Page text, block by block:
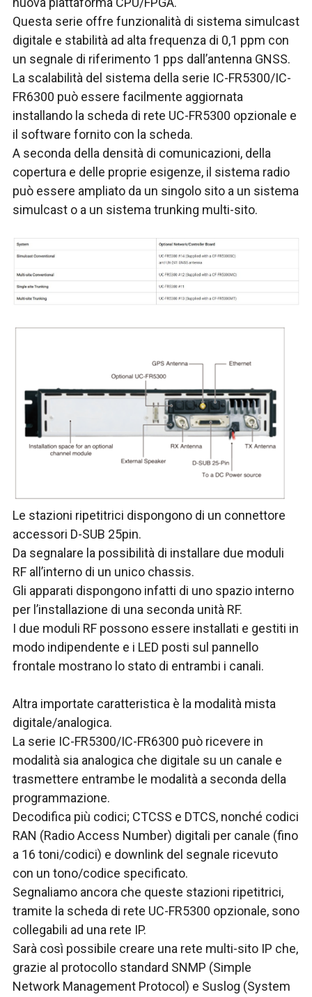
Questa serie offre funzionalità di sistema simulcast
digitale e stabilità ad alta frequenza di 0,1 ppm con
un segnale di riferimento 1 pps dall’antenna GNSS.
La scalabilità del sistema della serie IC-FR5300/IC-
FR6300 può essere facilmente aggiornata
installando la scheda di rete UC-FR5300 opzionale e
il software fornito con la scheda.
A seconda della densità di comunicazioni, della
copertura e delle proprie esigenze, il sistema radio
può essere ampliato da un singolo sito a un sistema
simulcast o a un sistema trunking multi-sito.
Le stazioni ripetitrici dispongono di un connettore
accessori D-SUB 25pin.
Da segnalare la possibilità di installare due moduli
RF all’interno di un unico chassis.
Gli apparati dispongono infatti di uno spazio interno
per l’installazione di una seconda unità RF.
I due moduli RF possono essere installati e gestiti in
modo indipendente e i LED posti sul pannello
frontale mostrano lo stato di entrambi i canali.
Altra importate caratteristica è la modalità mista
digitale/analogica.
La serie IC-FR5300/IC-FR6300 può ricevere in
modalità sia analogica che digitale su un canale e
trasmettere entrambe le modalità a seconda della
programmazione.
Decodifica più codici; CTCSS e DTCS, nonché codici
RAN (Radio Access Number) digitali per canale (fino
a 16 toni/codici) e downlink del segnale ricevuto
con un tono/codice specificato.
Segnaliamo ancora che queste stazioni ripetitrici,
tramite la scheda di rete UC-FR5300 opzionale, sono
collegabili ad una rete IP.
Sarà così possibile creare una rete multi-sito IP che,
grazie al protocollo standard SNMP (Simple
Network Management Protocol) e Suslog (System